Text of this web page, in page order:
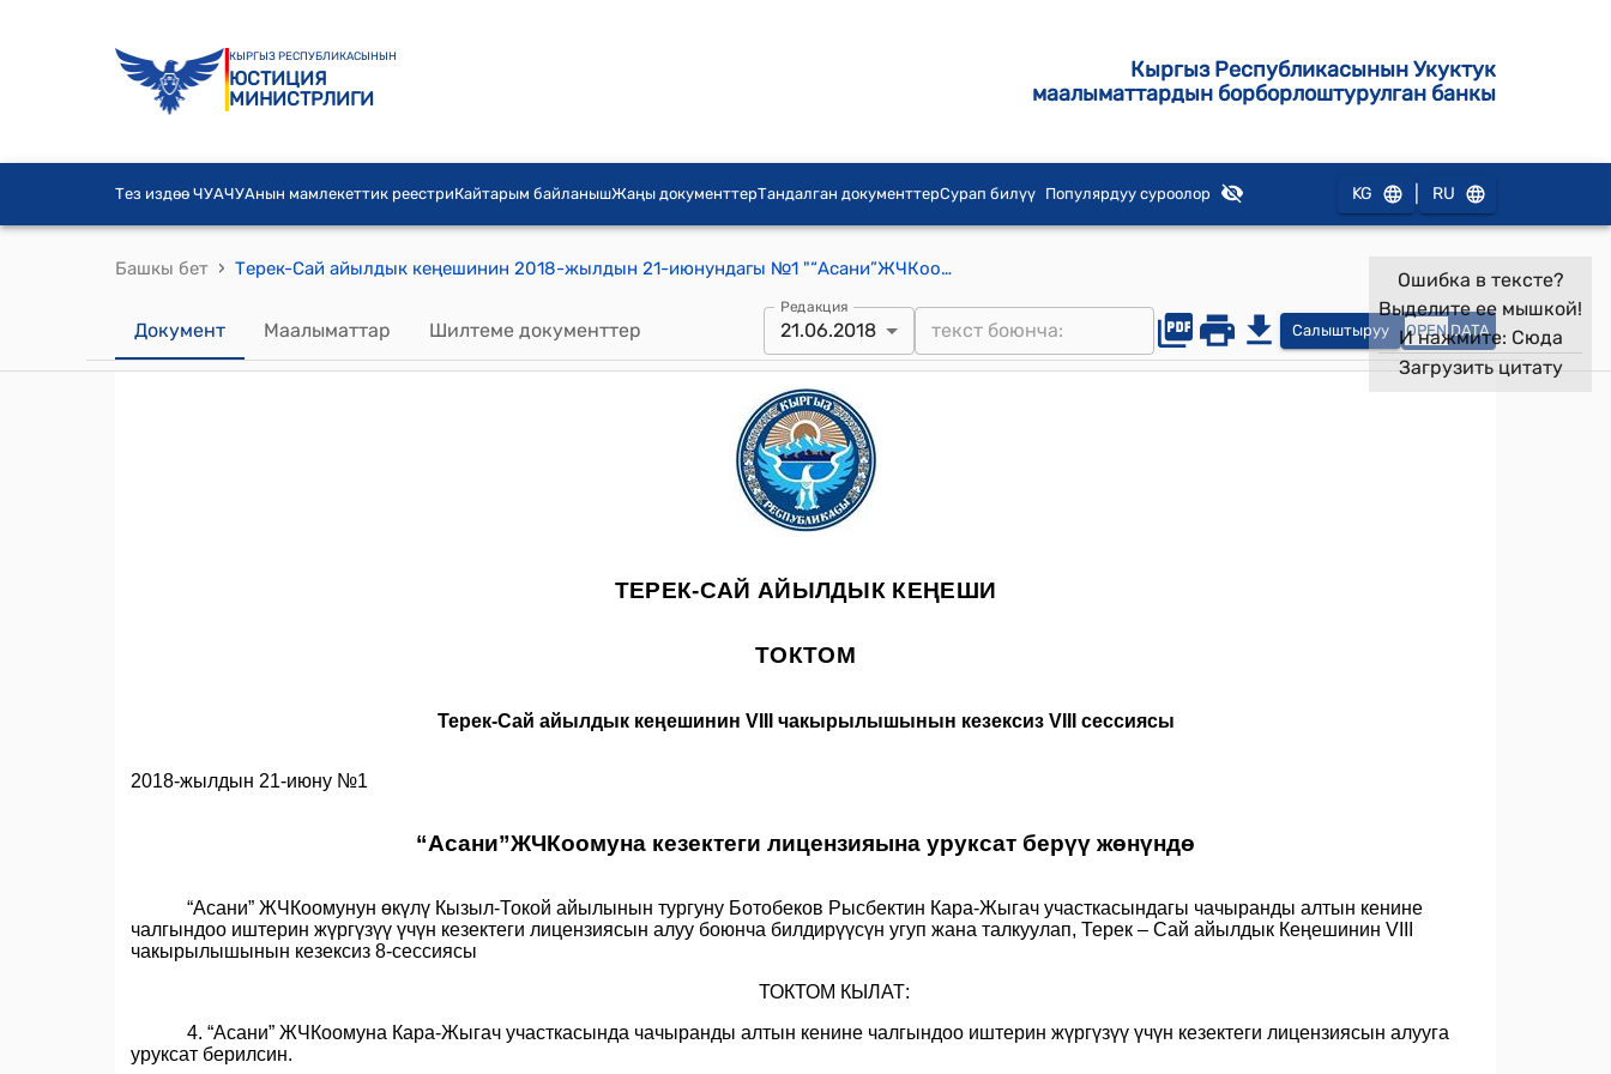
КЫРГЫЗ РЕСПУБЛИКАСЫНЫН
ЮСТИЦИЯ
МИНИСТРЛИГИ
Кыргыз Республикасынын Укуктук
маалыматтардын борборлоштурулган банкы
Тез издөө ЧУАЧУАнын мамлекеттик реестриКайтарым байланышЖаңы документтерТандалган документтерСурап билүү Популярдуу суроолор KG RU
Башкы бет › Терек-Сай айылдык кеңешинин 2018-жылдын 21-июнундагы №1 "“Асани”ЖЧКоомуна кезектеги лицензияына уруксат берүү жөнүндө" токтому
Документ Маалыматтар Шилтеме документтер
Редакция
21.06.2018 Салыштыруу OPEN DATA
Ошибка в тексте?
Выделите ее мышкой!
И нажмите: Сюда
Загрузить цитату